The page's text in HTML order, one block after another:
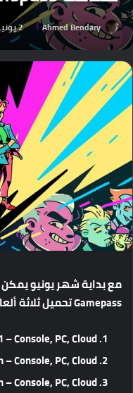
Ahmed Bendary 2 يونيو، 2023
معبدايةشهريونيويمكن
Gamepassتحميلثلاثة
Console, PC, Cloud
Console, PC, Cloud
– Console, PC, Cloud